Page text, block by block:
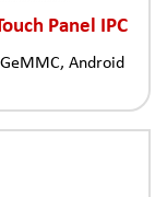
Panel IPC
Android